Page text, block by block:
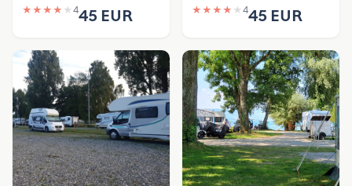
★ ★ ★ ★ ★ 445 EUR ★ ★ ★ ★ ★ 445 EUR